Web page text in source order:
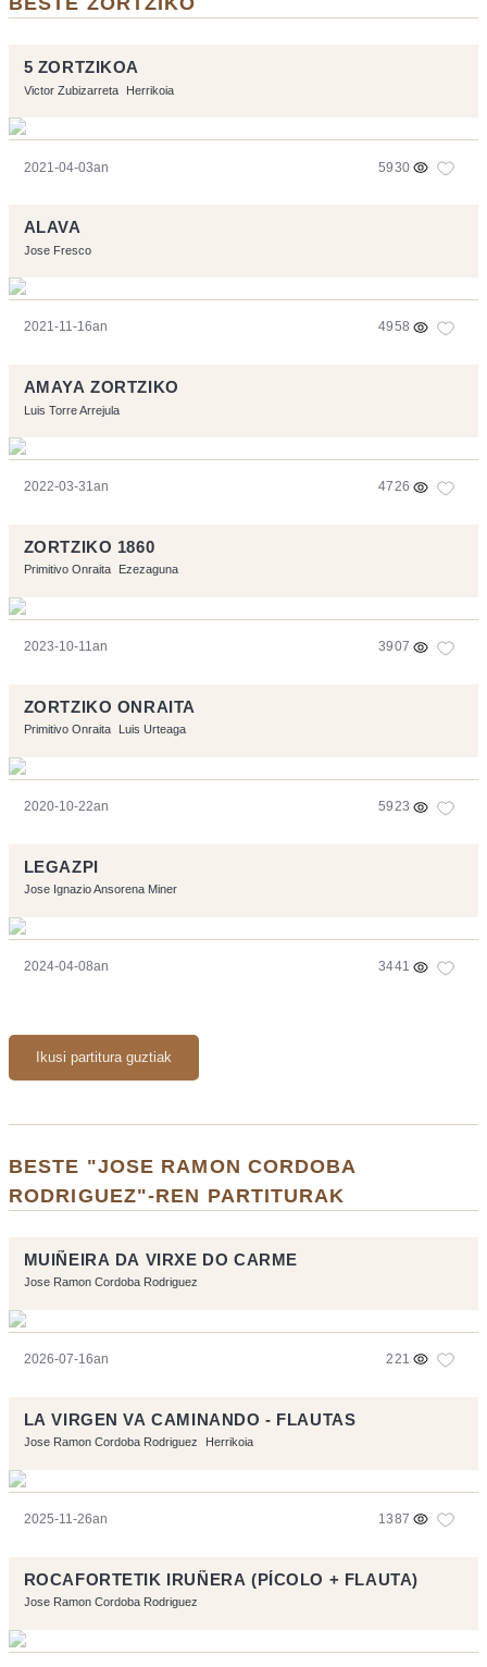
5 ZORTZIKOA
Victor Zubizarreta Herrikoia
2021-04-03an 5930
ALAVA
Jose Fresco
2021-11-16an 4958
AMAYA ZORTZIKO
Luis Torre Arrejula
2022-03-31an 4726
ZORTZIKO 1860
Primitivo Onraita Ezezaguna
2023-10-11an 3907
ZORTZIKO ONRAITA
Primitivo Onraita Luis Urteaga
2020-10-22an 5923
LEGAZPI
Jose Ignazio Ansorena Miner
2024-04-08an 3441
Ikusi partitura guztiak
BESTE "JOSE RAMON CORDOBA
RODRIGUEZ"-REN PARTITURAK
MUIÑEIRA DA VIRXE DO CARME
Jose Ramon Cordoba Rodriguez
2026-07-16an 221
LA VIRGEN VA CAMINANDO - FLAUTAS
Jose Ramon Cordoba Rodriguez Herrikoia
2025-11-26an 1387
ROCAFORTETIK IRUÑERA (PÍCOLO + FLAUTA)
Jose Ramon Cordoba Rodriguez